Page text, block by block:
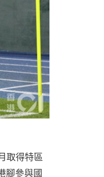
取得特區
腳參與國